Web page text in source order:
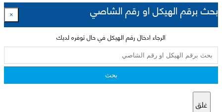
بحث برقم الهيكل او رقم الشاصي ×
الرجاء ادخال رقم الهيكل في حال توفره لديك
بحث
غلق